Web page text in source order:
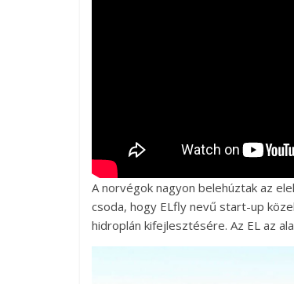
A norvégok nagyon belehúztak az
csoda, hogy ELfly nevű start-up
hidroplán kifejlesztésére. Az EL az